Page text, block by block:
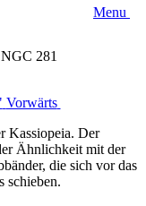
Menu
NGC 281
Vorwärts
Kassiopeia. Der
Ähnlichkeit mit der
die sich vor das
schieben.